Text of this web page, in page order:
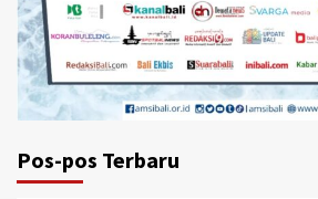
Pos-pos Terbaru